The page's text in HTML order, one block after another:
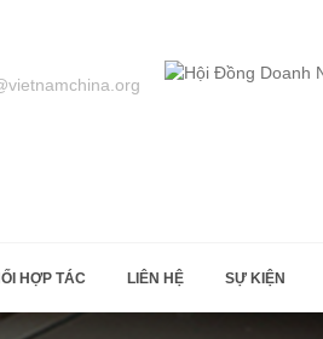
HỢP TÁC LIÊN HỆ SỰ KIỆN